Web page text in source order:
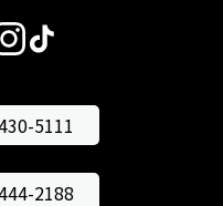
5111
2188